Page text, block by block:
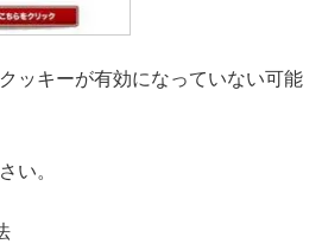
ッキーが有効になっていない可能
い。